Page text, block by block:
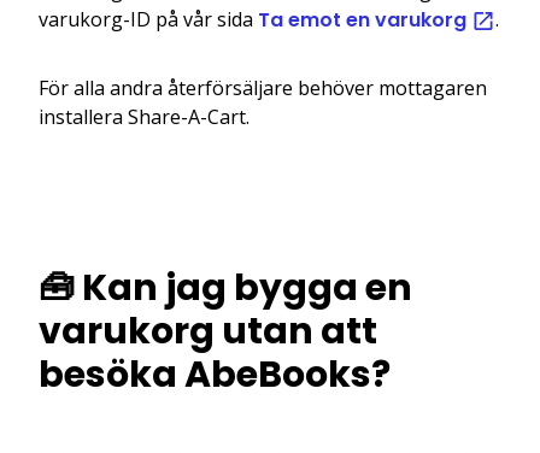
varukorg-ID på vår sida Ta emot en varukorg .
För alla andra återförsäljare behöver mottagaren
installera Share-A-Cart.
🧰 Kan jag bygga en
varukorg utan att
besöka AbeBooks?